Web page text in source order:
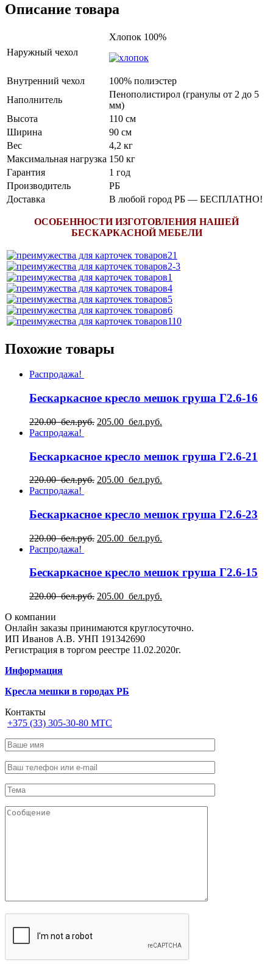
Описание товара
Наружный чехол
Хлопок 100%
Внутренний чехол
100% полиэстер
Наполнитель
Пенополистирол (гранулы от 2 до 5
мм)
Высота
110 см
Ширина
90 см
Вес
4,2 кг
Максимальная нагрузка 150 кг
Гарантия
1 год
Производитель
РБ
Доставка
В любой город РБ — БЕСПЛАТНО!
ОСОБЕННОСТИ ИЗГОТОВЛЕНИЯ НАШЕЙ
БЕСКАРКАСНОЙ МЕБЕЛИ
Похожие товары
Распродажа!
Бескаркасное кресло мешок груша Г2.6-16
220.00 бел.руб. 205.00 бел.руб.
Распродажа!
Бескаркасное кресло мешок груша Г2.6-21
220.00 бел.руб. 205.00 бел.руб.
Распродажа!
Бескаркасное кресло мешок груша Г2.6-23
220.00 бел.руб. 205.00 бел.руб.
Распродажа!
Бескаркасное кресло мешок груша Г2.6-15
220.00 бел.руб. 205.00 бел.руб.
О компании
Онлайн заказы принимаются круглосуточно.
ИП Иванов А.В. УНП 191342690
Регистрация в торгом реестре 11.02.2020г.
Информация
Кресла мешки в городах РБ
Контакты
+375 (33) 305-30-80 МТС